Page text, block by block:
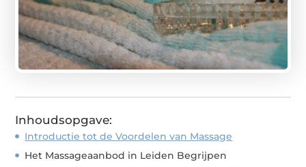
Inhoudsopgave:
Introductie tot de Voordelen van Massage
Het Massageaanbod in Leiden Begrijpen